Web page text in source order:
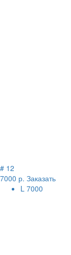
# 12
7000 р. Заказать
L 7000